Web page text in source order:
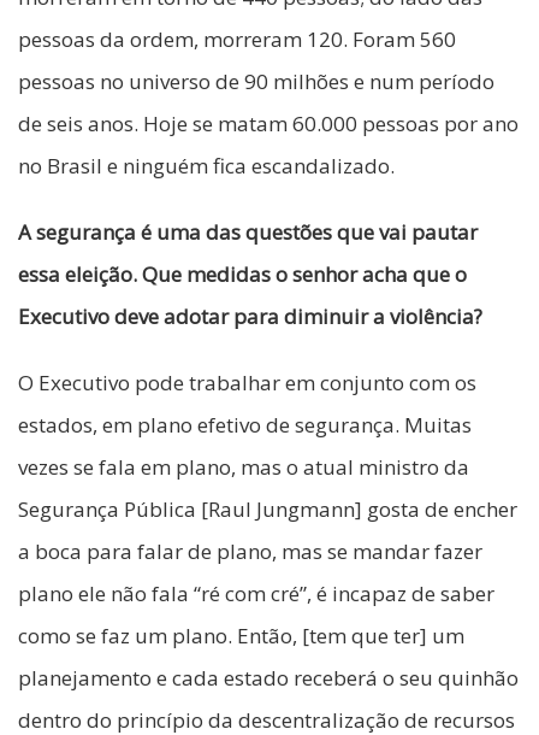
pessoas da ordem, morreram 120. Foram 560
pessoas no universo de 90 milhões e num período
de seis anos. Hoje se matam 60.000 pessoas por ano
no Brasil e ninguém fica escandalizado.
A segurança é uma das questões que vai pautar
essa eleição. Que medidas o senhor acha que o
Executivo deve adotar para diminuir a violência?
O Executivo pode trabalhar em conjunto com os
estados, em plano efetivo de segurança. Muitas
vezes se fala em plano, mas o atual ministro da
Segurança Pública [Raul Jungmann] gosta de encher
a boca para falar de plano, mas se mandar fazer
plano ele não fala “ré com cré”, é incapaz de saber
como se faz um plano. Então, [tem que ter] um
planejamento e cada estado receberá o seu quinhão
dentro do princípio da descentralização de recursos